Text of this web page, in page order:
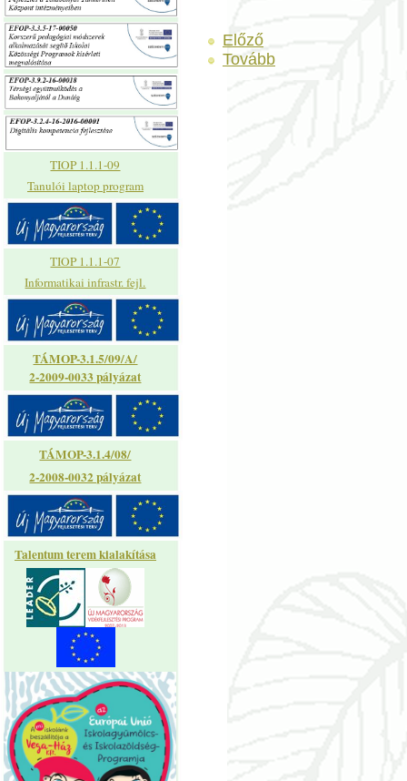
TIOP 1.1.1-09
Tanulói laptop program
TIOP 1.1.1-07
Informatikai infrastr. fejl.
TÁMOP-3.1.5/09/A/
2-2009-0033 pályázat
TÁMOP-3.1.4/08/
2-2008-0032 pályázat
Talentum terem kialakítása
Előző
Tovább